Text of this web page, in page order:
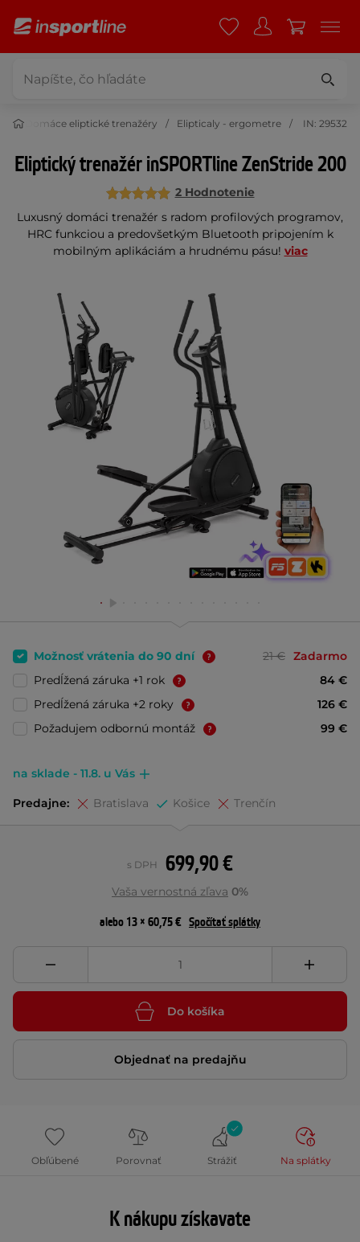
Domáce eliptické trenažéry Elipticaly - ergometre IN: 29532
Eliptický trenažér inSPORTline ZenStride 200
2 Hodnotenie
Luxusný domáci trenažér s radom profilových programov,
HRC funkciou a predovšetkým Bluetooth pripojením k
mobilným aplikáciám a hrudnému pásu! viac
Možnosť vrátenia do 90 dní 21 € Zadarmo
Predĺžená záruka +1 rok
84 €
Predĺžená záruka +2 roky
126 €
Požadujem odbornú montáž
99 €
na sklade - 11.8. u Vás
Predajne: Bratislava Košice Trenčín
699,90 €
s DPH
Vaša vernostná zľava 0%
alebo 13 × 60,75 € Spočítať splátky
Do košíka
Objednať na predajňu
Obľúbené Porovnať Strážiť Na splátky
K nákupu získavate